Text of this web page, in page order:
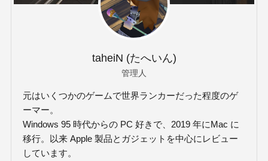
taheiN (たへいん)
管理人
元はいくつかのゲームで世界ランカーだった程度のゲ
ーマー。
Windows 95 時代からの PC 好きで、2019 年にMac に
移行。以来 Apple 製品とガジェットを中心にレビュー
しています。